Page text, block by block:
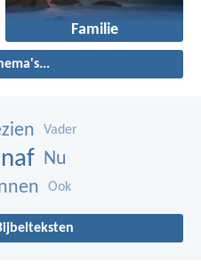
Familie
Vader
Nu
Ook